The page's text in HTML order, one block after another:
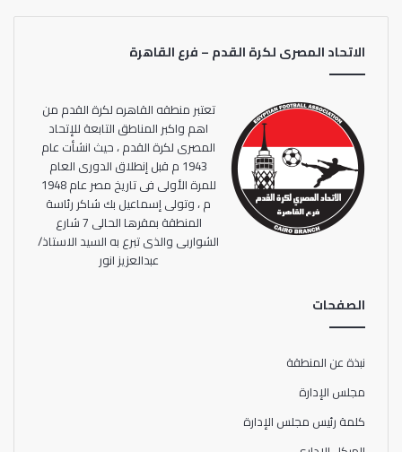
اللطيف المدير الفني الذي اكد علي ضرورة توفير مباريات دولية
الخبرات الدولية المطلوبة.
الاتحاد المصرى لكرة القدم – فرع القاهرة
تعتبر منطقه القاهره لكرة القدم من
اهم واكبر المناطق التابعة للإتحاد
المصرى لكرة القدم ، حيث انشأت عام
1943 م قبل إنطلاق الدورى العام
للمرة الأولى فى تاريخ مصر عام 1948
م ، وتولى إسماعيل بك شاكر رئاسة
المنطقة بمقرها الحالى 7 شارع
الشواربى والذى تبرع به السيد الاستاذ/
عبدالعزيز انور
الصفحات
نبذة عن المنطقة
مجلس الإدارة
كلمة رئيس مجلس الإدارة